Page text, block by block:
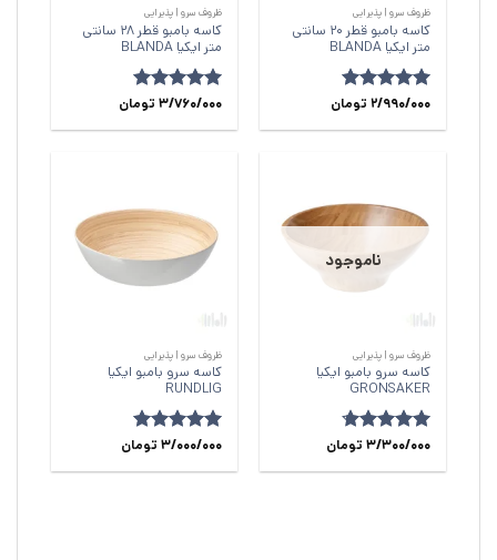
ظروف سرو | پذیرایی
کاسه بامبو قطر 20 سانتی
متر ایکیا BLANDA
امتیاز5از2/990/000 تومان
ظروف سرو | پذیرایی
کاسه بامبو قطر 28 سانتی
متر ایکیا BLANDA
امتیاز5از3/760/000 تومان
ناموجود
ظروف سرو | پذیرایی
کاسه سرو بامبو ایکیا
GRONSAKER
امتیاز4.673/300/000 تومان
ظروف سرو | پذیرایی
کاسه سرو بامبو ایکیا
RUNDLIG
امتیاز5از3/000/000 تومان